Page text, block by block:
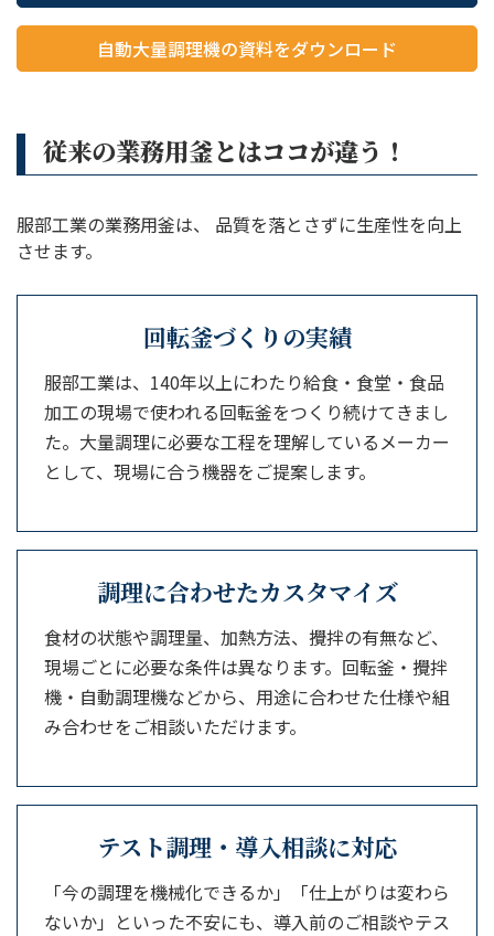
自動大量調理機の資料をダウンロード
従来の業務用釜とはココが違う！
服部工業の業務用釜は、 品質を落とさずに生産性を向上
させます。
回転釜づくりの実績
服部工業は、140年以上にわたり給食・食堂・食品
加工の現場で使われる回転釜をつくり続けてきまし
た。大量調理に必要な工程を理解しているメーカー
として、現場に合う機器をご提案します。
調理に合わせたカスタマイズ
食材の状態や調理量、加熱方法、攪拌の有無など、
現場ごとに必要な条件は異なります。回転釜・攪拌
機・自動調理機などから、用途に合わせた仕様や組
み合わせをご相談いただけます。
テスト調理・導入相談に対応
「今の調理を機械化できるか」「仕上がりは変わら
ないか」といった不安にも、導入前のご相談やテス